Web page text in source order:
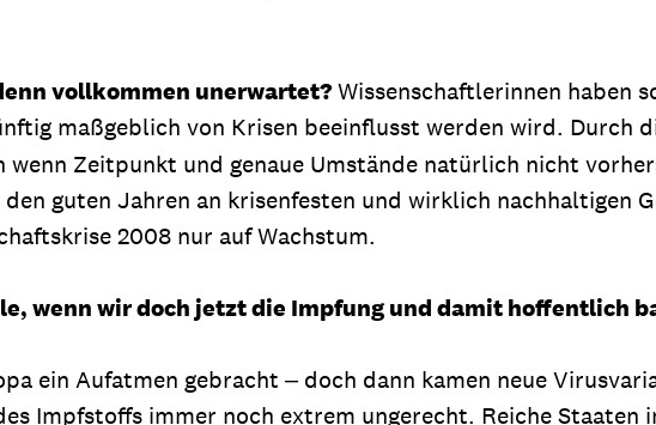
vollkommen unerwartet?Wissenschaftlerinnen haben
maßgeblich von Krisen beeinflusst werden wird. Durch
Zeitpunkt und genaue Umstände natürlich nicht
guten Jahren an krisenfesten und wirklich nachhaltigen
2008 nur auf Wachstum.
wenn wir doch jetzt die Impfung und damit hoffentlich
ein Aufatmen gebracht ‒ doch dann kamen neue
Impfstoffs immer noch extrem ungerecht. Reiche Staaten